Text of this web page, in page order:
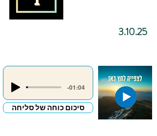
3.10.25
-01:04
סיכום כוחה של סליחה